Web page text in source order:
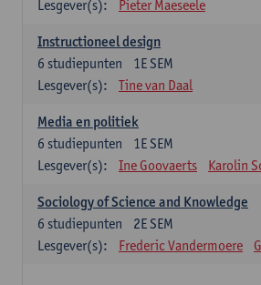
Lesgever(s):
Pieter Maeseele
Instructioneel design
1E SEM
6 studiepunten
Lesgever(s):
Tine van Daal
Media en politiek
1E SEM
6 studiepunten
Lesgever(s):
Ine Goovaerts Karolin
Sociology of Science and Knowledge
2E SEM
6 studiepunten
Lesgever(s):
Frederic Vandermoere